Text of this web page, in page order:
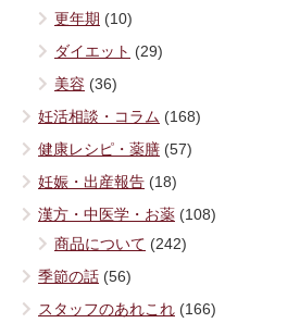
更年期 (10)
ダイエット (29)
美容 (36)
妊活相談・コラム (168)
健康レシピ・薬膳 (57)
妊娠・出産報告 (18)
漢方・中医学・お薬 (108)
商品について (242)
季節の話 (56)
スタッフのあれこれ (166)